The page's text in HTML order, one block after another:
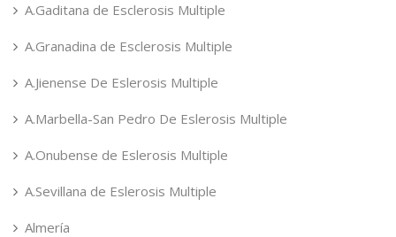
A.Gaditana de Esclerosis Multiple
A.Granadina de Esclerosis Multiple
A.Jienense De Eslerosis Multiple
A.Marbella-San Pedro De Eslerosis Multiple
A.Onubense de Eslerosis Multiple
A.Sevillana de Eslerosis Multiple
Almería